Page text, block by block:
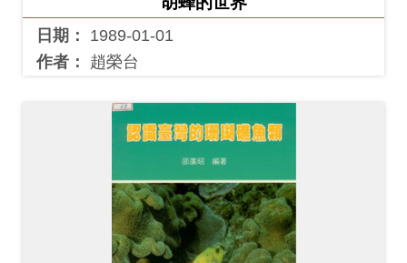
日期：
1989-01-01
作者：
趙榮台